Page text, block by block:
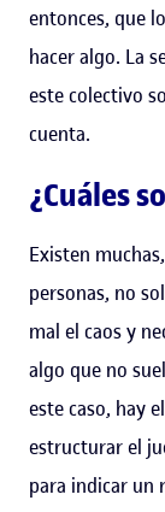
entonces, que
hacer algo. La
este colectivo
cuenta.
¿Cuáles
Existen
personas, no
mal el caos y
algo que no
este caso, hay
estructurar el
para indicar un